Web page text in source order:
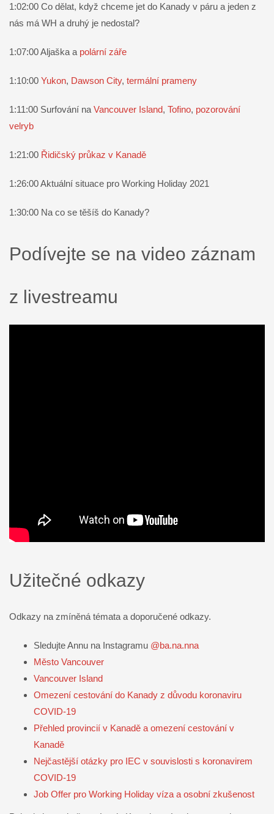
1:02:00 Co dělat, když chceme jet do Kanady v páru a jeden z
nás má WH a druhý je nedostal?
1:07:00 Aljaška a polární záře
1:10:00 Yukon, Dawson City, termální prameny
1:11:00 Surfování na Vancouver Island, Tofino, pozorování
velryb
1:21:00 Řidičský průkaz v Kanadě
1:26:00 Aktuální situace pro Working Holiday 2021
1:30:00 Na co se těšíš do Kanady?
Podívejte se na video záznam
z livestreamu
Užitečné odkazy
Odkazy na zmíněná témata a doporučené odkazy.
Sledujte Annu na Instagramu @ba.na.nna
Město Vancouver
Vancouver Island
Omezení cestování do Kanady z důvodu koronaviru
COVID-19
Přehled provincií v Kanadě a omezení cestování v
Kanadě
Nejčastější otázky pro IEC v souvislosti s koronavirem
COVID-19
Job Offer pro Working Holiday víza a osobní zkušenost